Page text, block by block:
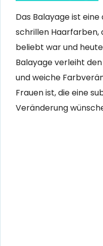
Das Balayage ist
schrillen Haarfarben,
beliebt war und
Balayage verleiht
und weiche
Frauen ist, die eine
Veränderung